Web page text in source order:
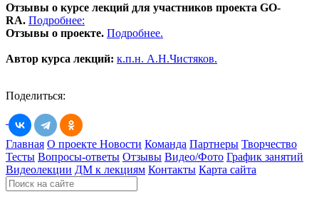
Отзывы о курсе лекций для участников проекта GO-
RA. Подробнее:
Отзывы о проекте. Подробнее.
Автор курса лекций: к.п.н. А.Н.Чистяков.
Поделиться:
Главная О проекте Новости Команда Партнеры Творчество
Тесты Вопросы-ответы Отзывы Видео/Фото График занятий
Видеолекции ДМ к лекциям Контакты Карта сайта